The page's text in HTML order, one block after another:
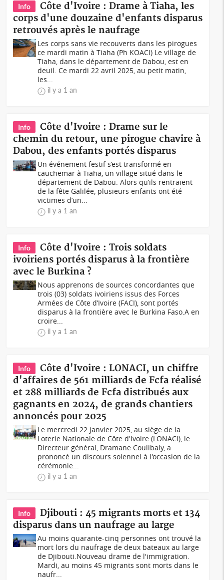
Info
Côte d'Ivoire : Drame à Tiaha, les
corps d'une douzaine d'enfants disparus
retrouvés après le naufrage
Les corps sans vie recouverts dans les pirogues
ce mardi matin à Tiaha (Ph KOACI) Le village de
Tiaha, dans le département de Dabou, est en
deuil. Ce mardi 22 avril 2025, au petit matin,
les...
il y a 1 an
Info
Côte d'Ivoire : Drame sur le
chemin du retour, une pirogue chavire à
Dabou, des enfants portés disparus
Un événement festif s’est transformé en
cauchemar à Tiaha, un village situé dans le
département de Dabou. Alors qu’ils rentraient
de la fête Galilée, plusieurs enfants ont été
victimes d’un...
il y a 1 an
Info
Côte d'Ivoire : Trois soldats
ivoiriens portés disparus à la frontière
avec le Burkina ?
Nous apprenons de sources concordantes que
trois (03) soldats ivoiriens issus des Forces
Armées de Côte d’Ivoire (FACI), sont portés
disparus à la frontière avec le Burkina Faso.A en
croire...
il y a 1 an
Info
Côte d'Ivoire : LONACI, un chiffre
d'affaires de 561 milliards de Fcfa réalisé
et 288 milliards de Fcfa distribués aux
gagnants en 2024, de grands chantiers
annoncés pour 2025
Le mercredi 22 janvier 2025, au siège de la
Loterie Nationale de Côte d'Ivoire (LONACI), le
Directeur général, Dramane Coulibaly, a
prononcé un discours solennel à l'occasion de la
cérémonie...
il y a 1 an
Info
Djibouti : 45 migrants morts et 134
disparus dans un naufrage au large
Au moins quarante-cinq personnes ont trouvé la
mort lors du naufrage de deux bateaux au large
de Djibouti.Nouveau drame de l'immigration.
Mardi, au moins 45 migrants sont morts dans le
naufr...